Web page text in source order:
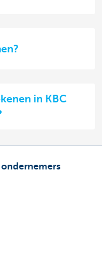
in KBC